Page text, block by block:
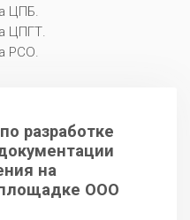
ЦПБ.
ЦПГТ.
РСО.
разработке
на
ООО